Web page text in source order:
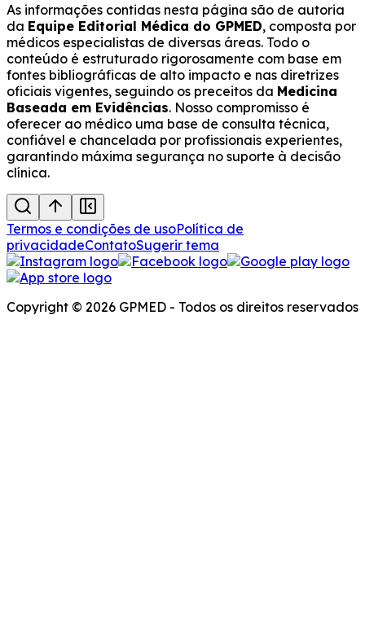
As informações contidas nesta página são de autoria
da Equipe Editorial Médica do GPMED, composta por
médicos especialistas de diversas áreas. Todo o
conteúdo é estruturado rigorosamente com base em
fontes bibliográficas de alto impacto e nas diretrizes
oficiais vigentes, seguindo os preceitos da Medicina
Baseada em Evidências. Nosso compromisso é
oferecer ao médico uma base de consulta técnica,
confiável e chancelada por profissionais experientes,
garantindo máxima segurança no suporte à decisão
clínica.
Termos e condições de usoPolítica de
privacidadeContatoSugerir tema
Copyright © 2026 GPMED - Todos os direitos reservados